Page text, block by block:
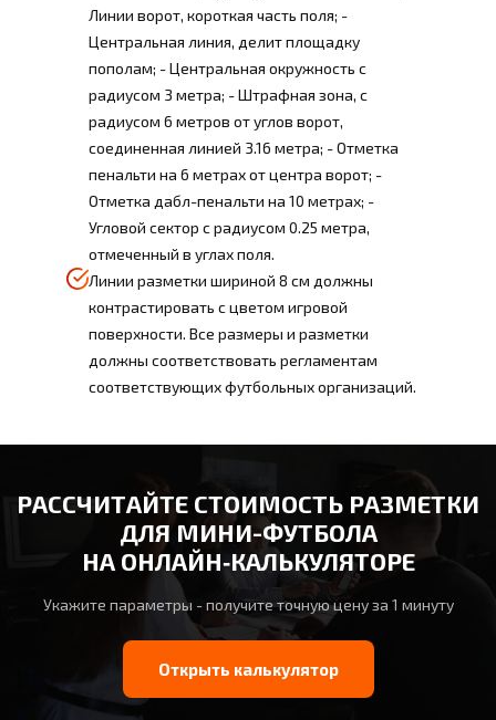
Линии ворот, короткая часть поля; -
Центральная линия, делит площадку
пополам; - Центральная окружность с
радиусом 3 метра; - Штрафная зона, с
радиусом 6 метров от углов ворот,
соединенная линией 3.16 метра; - Отметка
пенальти на 6 метрах от центра ворот; -
Отметка дабл-пенальти на 10 метрах; -
Угловой сектор с радиусом 0.25 метра,
отмеченный в углах поля.
Линии разметки шириной 8 см должны
контрастировать с цветом игровой
поверхности. Все размеры и разметки
должны соответствовать регламентам
соответствующих футбольных организаций.
РАССЧИТАЙТЕ СТОИМОСТЬ РАЗМЕТКИ
ДЛЯ МИНИ-ФУТБОЛА
НА ОНЛАЙН‑КАЛЬКУЛЯТОРЕ
Укажите параметры - получите точную цену за 1 минуту
Открыть калькулятор